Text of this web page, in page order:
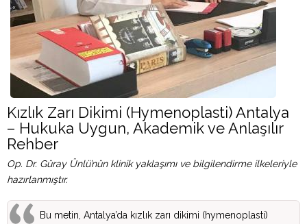
Kızlık Zarı Dikimi (Hymenoplasti) Antalya
– Hukuka Uygun, Akademik ve Anlaşılır
Rehber
Op. Dr. Güray Ünlü’nün klinik yaklaşımı ve bilgilendirme ilkeleriyle
hazırlanmıştır.
Bu metin, Antalya’da kızlık zarı dikimi (hymenoplasti)